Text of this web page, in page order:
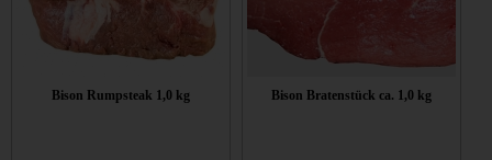
Bison Rumpsteak 1,0 kg Bison Bratenstück ca. 1,0 kg